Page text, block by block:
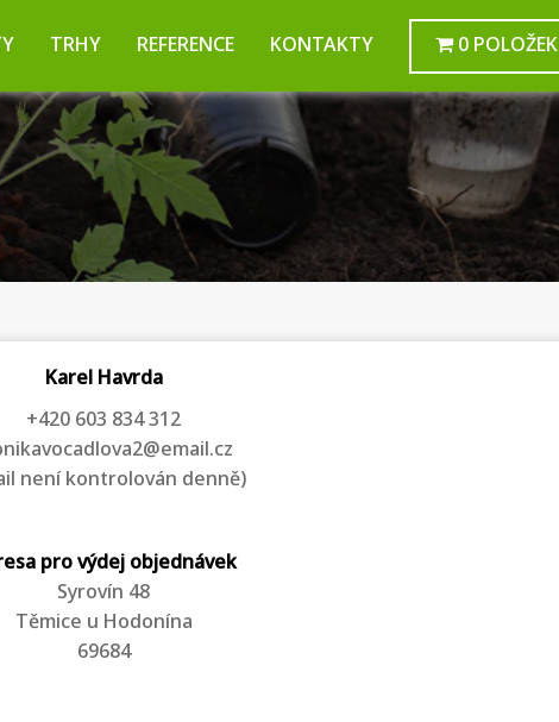
TRHY REFERENCE KONTAKTY 0 POLOŽEK
Karel Havrda
+420 603 834 312
není kontrolován denně)
pro výdej objednávek
Syrovín 48
Těmice u Hodonína
69684